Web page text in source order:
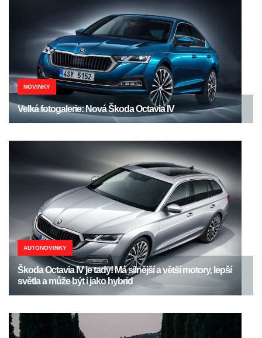
NOVINKY
Velká fotogalerie: Nová Škoda Octavia IV
AUTONOVINKY
Škoda Octavia IV je tady! Má silnější a větší motory, lepší
světla a může být i jako hybrid